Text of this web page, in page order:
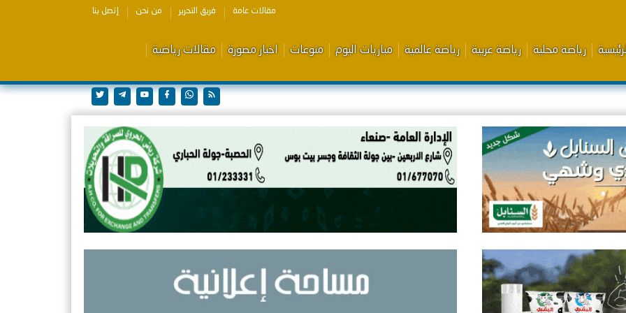
مقالات عامة فريق التحرير من نحن إتصل بنا
رياضة محلية رياضة عربية رياضة عالمية مباريات اليوم منوعات اخبار مصورة مقالات رياضية